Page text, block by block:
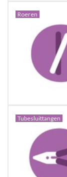
Roeren
Tubesluittangen